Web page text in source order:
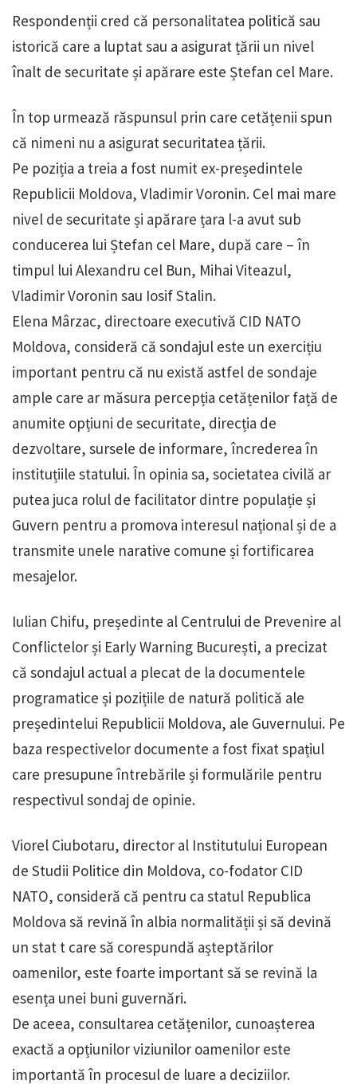
Respondenții cred că personalitatea politică sau
istorică care a luptat sau a asigurat țării un nivel
înalt de securitate și apărare este Ștefan cel Mare.
În top urmează răspunsul prin care cetățenii spun
că nimeni nu a asigurat securitatea țării.
Pe poziția a treia a fost numit ex-președintele
Republicii Moldova, Vladimir Voronin. Cel mai mare
nivel de securitate și apărare țara l-a avut sub
conducerea lui Ștefan cel Mare, după care – în
timpul lui Alexandru cel Bun, Mihai Viteazul,
Vladimir Voronin sau Iosif Stalin.
Elena Mârzac, directoare executivă CID NATO
Moldova, consideră că sondajul este un exercițiu
important pentru că nu există astfel de sondaje
ample care ar măsura percepția cetățenilor față de
anumite opțiuni de securitate, direcția de
dezvoltare, sursele de informare, încrederea în
instituțiile statului. În opinia sa, societatea civilă ar
putea juca rolul de facilitator dintre populație și
Guvern pentru a promova interesul național și de a
transmite unele narative comune și fortificarea
mesajelor.
Iulian Chifu, președinte al Centrului de Prevenire al
Conflictelor și Early Warning București, a precizat
că sondajul actual a plecat de la documentele
programatice și pozițiile de natură politică ale
președintelui Republicii Moldova, ale Guvernului. Pe
baza respectivelor documente a fost fixat spațiul
care presupune întrebările și formulările pentru
respectivul sondaj de opinie.
Viorel Ciubotaru, director al Institutului European
de Studii Politice din Moldova, co-fodator CID
NATO, consideră că pentru ca statul Republica
Moldova să revină în albia normalității și să devină
un stat t care să corespundă așteptărilor
oamenilor, este foarte important să se revină la
esența unei buni guvernări.
De aceea, consultarea cetățenilor, cunoașterea
exactă a opțiunilor viziunilor oamenilor este
importantă în procesul de luare a deciziilor.